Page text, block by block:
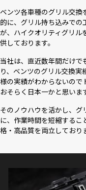
ベンツ各車種のグリル交
的に、グリル持ち込みで
が、ハイクオリティグリル
供しております。
当社は、直近数年間だけ
り、ベンツのグリル交換
様の実績がわからないので
おそらく日本一かと思いま
そのノウハウを活かし、
に、作業時間を短縮する
格・高品質を両立しており